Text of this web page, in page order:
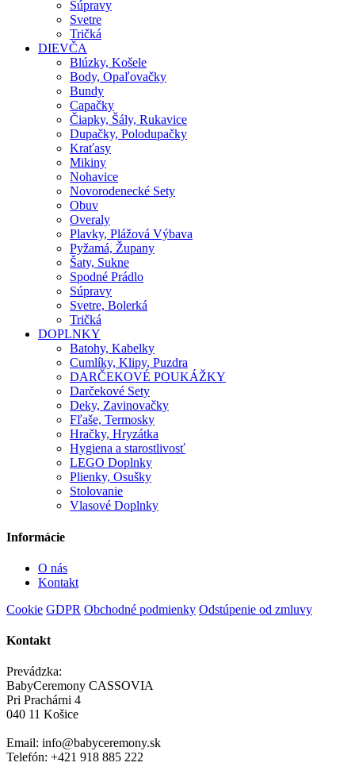
Súpravy
Svetre
Tričká
DIEVČA
Blúzky, Košele
Body, Opaľovačky
Bundy
Capačky
Čiapky, Šály, Rukavice
Dupačky, Polodupačky
Kraťasy
Mikiny
Nohavice
Novorodenecké Sety
Obuv
Overaly
Plavky, Plážová Výbava
Pyžamá, Župany
Šaty, Sukne
Spodné Prádlo
Súpravy
Svetre, Bolerká
Tričká
DOPLNKY
Batohy, Kabelky
Cumlíky, Klipy, Puzdra
DARČEKOVÉ POUKÁŽKY
Darčekové Sety
Deky, Zavinovačky
Fľaše, Termosky
Hračky, Hryzátka
Hygiena a starostlivosť
LEGO Doplnky
Plienky, Osušky
Stolovanie
Vlasové Doplnky
Informácie
O nás
Kontakt
Cookie GDPR Obchodné podmienky Odstúpenie od zmluvy
Kontakt
Prevádzka:
BabyCeremony CASSOVIA
Pri Prachárni 4
040 11 Košice
Email: info@babyceremony.sk
Telefón: +421 918 885 222